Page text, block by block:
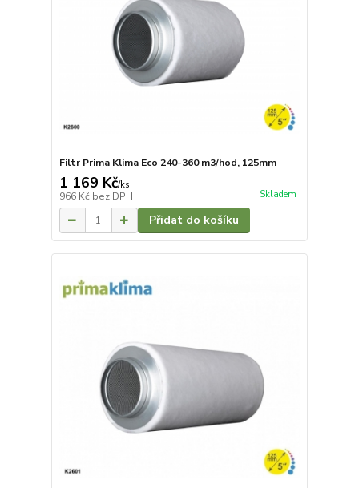
Filtr Prima Klima Eco 240-360 m3/hod, 125mm
1 169 Kč/ks
966 Kč bez DPH Skladem
Přidat do košíku